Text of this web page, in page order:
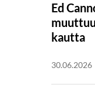
Ed
kautta
30.06.2026